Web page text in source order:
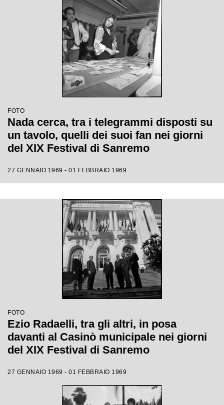
FOTO
Nada cerca, tra i telegrammi disposti su
un tavolo, quelli dei suoi fan nei giorni
del XIX Festival di Sanremo
27 GENNAIO 1969 - 01 FEBBRAIO 1969
FOTO
Ezio Radaelli, tra gli altri, in posa
davanti al Casinò municipale nei giorni
del XIX Festival di Sanremo
27 GENNAIO 1969 - 01 FEBBRAIO 1969